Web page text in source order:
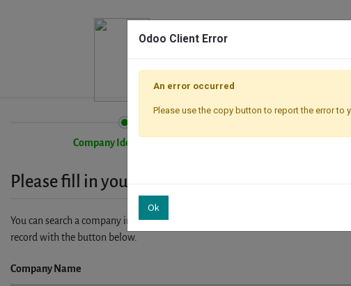
Company Identification
Please fill in your company details
You can search a company in our database by name, VAT or enterprise ID.
record with the button below.
Company Name
Odoo Client Error
An error occurred
Please use the copy button to report the error to
Ok